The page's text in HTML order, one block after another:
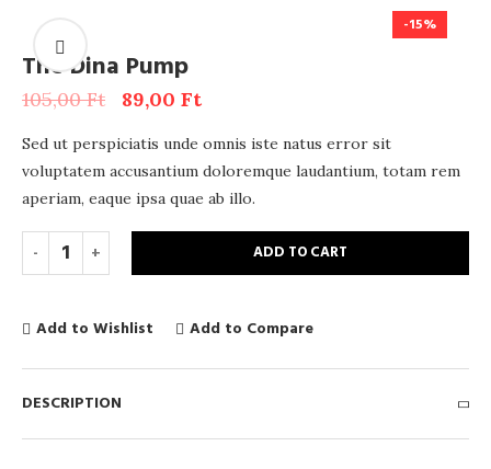
-15%
The Dina Pump
105,00Ft 89,00 Ft
Sed ut perspiciatis unde omnis iste natus error sit
voluptatem accusantium doloremque laudantium, totam rem
aperiam, eaque ipsa quae ab illo.
ADD TO CART
Add to Wishlist Add to Compare
DESCRIPTION